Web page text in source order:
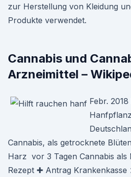
zur Herstellung von Kleidung
Produkte verwendet.
Cannabis und
Arzneimittel –
Febr.
Cannabis, als getrocknete
Harz vor 3 Tagen Cannabis als
Rezept ✚ Antrag Krankenkasse